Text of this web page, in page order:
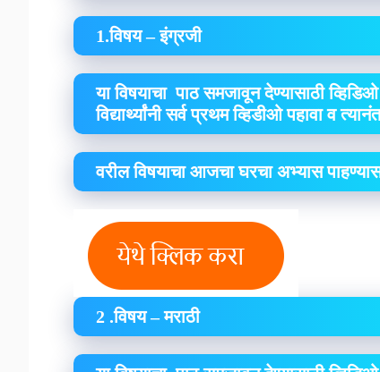
1.विषय – इंग्रजी
या विषयाचा पाठ समजावून देण्यासाठी
विद्यार्थ्यांनी सर्व प्रथम व्हिडीओ पहावा व
वरील विषयाचा आजचा घरचा अभ्यास
2 .विषय – मराठी